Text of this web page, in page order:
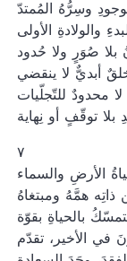
وسِرُّهُ المُمتدّ
والولادةِ الأولى
بلا صُوَرٍ ولا حُدود
أبديٌّ لا ينقضي
محدودٌ للتّجلّيات
توقّفٍ أو نِهاية
٧
الأرضِ والسماء
ذاتِه همَّهُ ومبتغاهُ
بالحياةِ بقوّة
في الأخير، تقدّم